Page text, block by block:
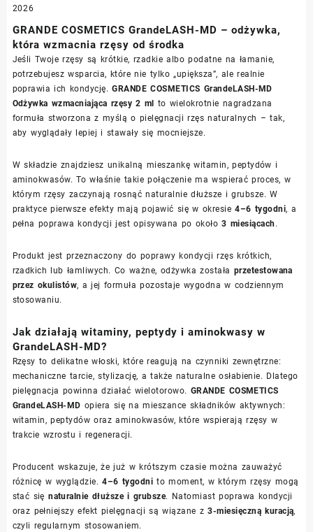
2026
GRANDE COSMETICS GrandeLASH-MD – odżywka,
która wzmacnia rzęsy od środka
Jeśli Twoje rzęsy są krótkie, rzadkie albo podatne na łamanie,
potrzebujesz wsparcia, które nie tylko „upiększa”, ale realnie
poprawia ich kondycję.GRANDE COSMETICS GrandeLASH-MD
Odżywka wzmacniająca rzęsy 2 ml to wielokrotnie nagradzana
formuła stworzona z myślą o pielęgnacji rzęs naturalnych – tak,
aby wyglądały lepiej i stawały się mocniejsze.
W składzie znajdziesz unikalną mieszankę witamin, peptydów i
aminokwasów. To właśnie takie połączenie ma wspierać proces, w
którym rzęsy zaczynają rosnąć naturalnie dłuższe i grubsze. W
praktyce pierwsze efekty mają pojawić się w okresie4–6 tygodni, a
pełna poprawa kondycji jest opisywana po około3 miesiącach .
Produkt jest przeznaczony do poprawy kondycji rzęs krótkich,
rzadkich lub łamliwych. Co ważne, odżywka została przetestowana
przez okulistów, a jej formuła pozostaje wygodna w codziennym
stosowaniu.
Jak działają witaminy, peptydy i aminokwasy w
GrandeLASH-MD?
Rzęsy to delikatne włoski, które reagują na czynniki zewnętrzne:
mechaniczne tarcie, stylizację, a także naturalne osłabienie. Dlatego
pielęgnacja powinna działać wielotorowo. GRANDE COSMETICS
GrandeLASH-MD opiera się na mieszance składników aktywnych:
witamin, peptydów oraz aminokwasów, które wspierają rzęsy w
trakcie wzrostu i regeneracji.
Producent wskazuje, że już w krótszym czasie można zauważyć
różnicę w wyglądzie.4–6 tygodni to moment, w którym rzęsy mogą
stać sięnaturalnie dłuższe i grubsze. Natomiast poprawa kondycji
oraz pełniejszy efekt pielęgnacji są wiązane z3-miesięczną kuracją,
czyli regularnym stosowaniem.